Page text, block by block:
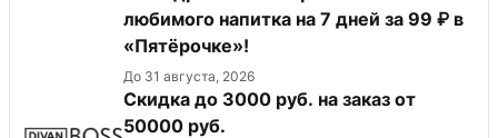
любимого напитка на 7 дней за 99 ₽ в
«Пятёрочке»!
До 31 августа, 2026
Скидка до 3000 руб. на заказ от
50000 руб.